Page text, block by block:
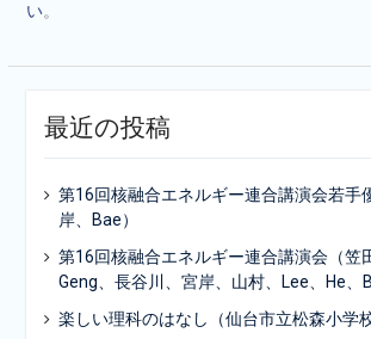
い。
最近の投稿
第16回核融合エネルギー連合講演会若手
岸、Bae）
第16回核融合エネルギー連合講演会（笠
Geng、長谷川、宮岸、山村、Lee、He、
楽しい理科のはなし（仙台市立松森小学校